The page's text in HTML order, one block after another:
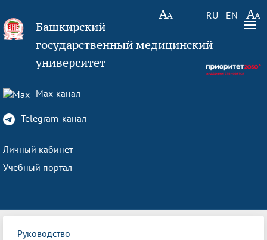
RU EN
Башкирский
государственный медицинский
университет
Max-канал
Telegram-канал
Личный кабинет
Учебный портал
Руководство